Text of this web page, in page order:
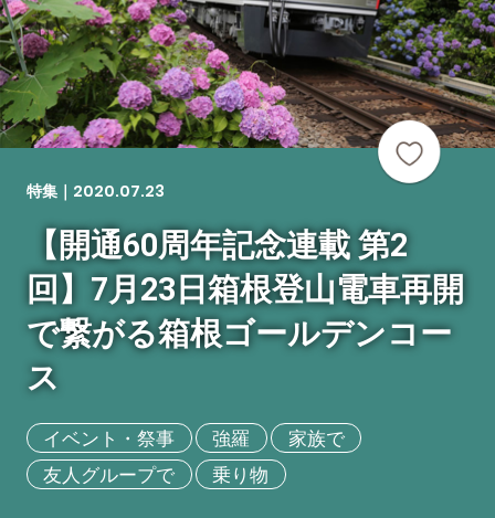
特集｜ 2020.07.23
【開通60周年記念連載 第2
回】7月23日箱根登山電車再開
で繋がる箱根ゴールデンコー
ス
イベント・祭事 強羅
家族で
友人グループで
乗り物